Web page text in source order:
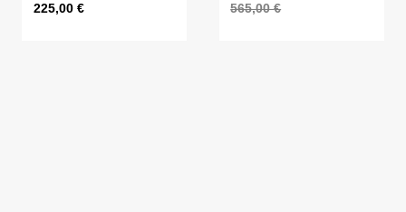
225,00 €
565,00€